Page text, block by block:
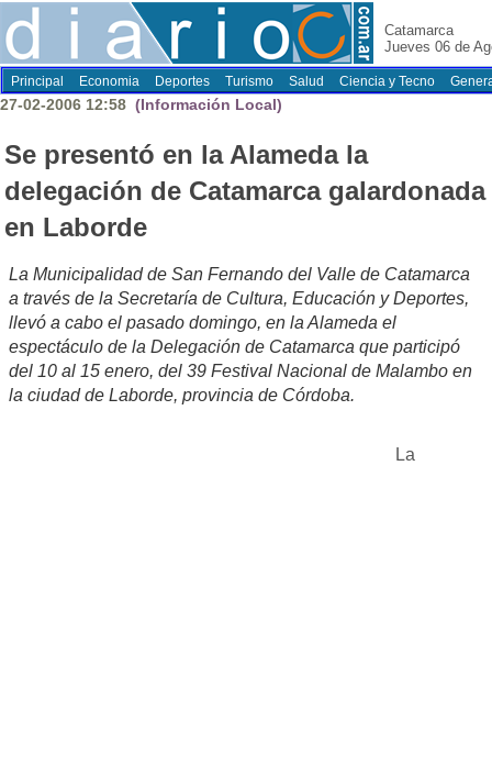
Catamarca
Jueves 06 de
Principal Economia Deportes Turismo Salud Ciencia y Tecno
27-02-2006 12:58 (Información Local)
Se presentó en la Alameda la
delegación de Catamarca galardonada
en Laborde
La Municipalidad de San Fernando del Valle de Catamarca
a través de la Secretaría de Cultura, Educación y Deportes,
llevó a cabo el pasado domingo, en la Alameda el
espectáculo de la Delegación de Catamarca que participó
del 10 al 15 enero, del 39 Festival Nacional de Malambo en
la ciudad de Laborde, provincia de Córdoba.
La